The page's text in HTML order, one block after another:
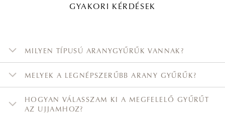
GYAKORI KÉRDÉSEK
MILYEN TÍPUSÚ ARANYGYŰRŰK VANNAK?
MELYEK A LEGNÉPSZERŰBB ARANY GYŰRŰK?
HOGYAN VÁLASSZAM KI A MEGFELELŐ GYŰRŰT
AZ UJJAMHOZ?